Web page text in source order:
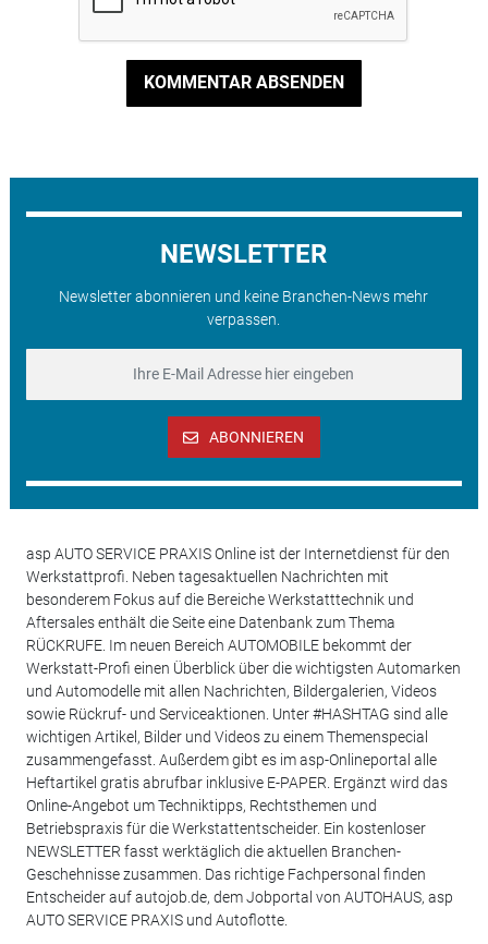
KOMMENTAR ABSENDEN
NEWSLETTER
Newsletter abonnieren und keine Branchen-News mehr
verpassen.
ABONNIEREN
asp AUTO SERVICE PRAXIS Online ist der Internetdienst für den
Werkstattprofi. Neben tagesaktuellen Nachrichten mit
besonderem Fokus auf die Bereiche Werkstatttechnik und
Aftersales enthält die Seite eine Datenbank zum Thema
RÜCKRUFE. Im neuen Bereich AUTOMOBILE bekommt der
Werkstatt-Profi einen Überblick über die wichtigsten Automarken
und Automodelle mit allen Nachrichten, Bildergalerien, Videos
sowie Rückruf- und Serviceaktionen. Unter #HASHTAG sind alle
wichtigen Artikel, Bilder und Videos zu einem Themenspecial
zusammengefasst. Außerdem gibt es im asp-Onlineportal alle
Heftartikel gratis abrufbar inklusive E-PAPER. Ergänzt wird das
Online-Angebot um Techniktipps, Rechtsthemen und
Betriebspraxis für die Werkstattentscheider. Ein kostenloser
NEWSLETTER fasst werktäglich die aktuellen Branchen-
Geschehnisse zusammen. Das richtige Fachpersonal finden
Entscheider auf autojob.de, dem Jobportal von AUTOHAUS, asp
AUTO SERVICE PRAXIS und Autoflotte.